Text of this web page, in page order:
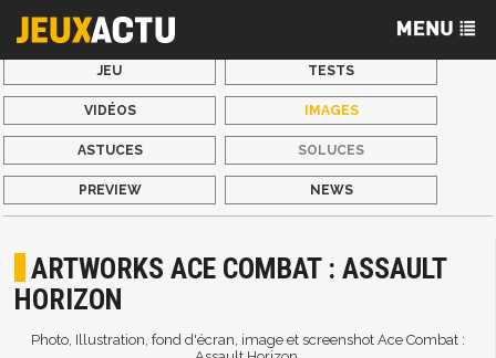
JEU TESTS
VIDÉOS IMAGES
ASTUCES SOLUCES
PREVIEW NEWS
ARTWORKS ACE COMBAT : ASSAULT
HORIZON
Photo, Illustration, fond d'écran, image et screenshot Ace Combat :